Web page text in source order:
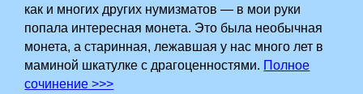
как и многих других нумизматов — в мои руки
попала интересная монета. Это была необычная
монета, а старинная, лежавшая у нас много лет в
маминой шкатулке с драгоценностями. Полное
сочинение >>>